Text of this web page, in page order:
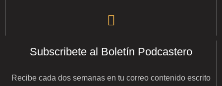
Subscribete al Boletín Podcastero
Recibe cada dos semanas en tu correo contenido escrito